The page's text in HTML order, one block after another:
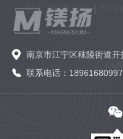
格| 活性氧化镁|
南京市江宁区秣陵街道
联系电话：18961680997